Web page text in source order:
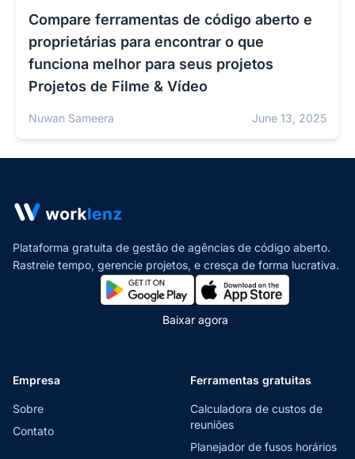
Compare ferramentas de código aberto e
proprietárias para encontrar o que
funciona melhor para seus projetos
Projetos de Filme & Vídeo
Nuwan Sameera June 13, 2025
Plataforma gratuita de gestão de agências de código aberto.
Rastreie tempo, gerencie projetos, e cresça de forma lucrativa.
Baixar agora
Empresa
Sobre
Contato
Ferramentas gratuitas
Calculadora de custos de
reuniões
Planejador de fusos horários